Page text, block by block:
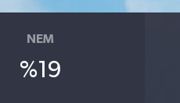
NEM
%19